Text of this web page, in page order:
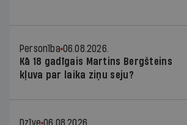
Personība 06.08.2026.
Kā 18 gadīgais Martins Bergšteins
kļuva par laika ziņu seju?
Dzīve 06.08.2026.